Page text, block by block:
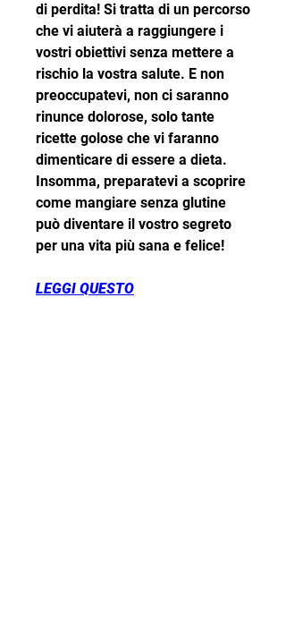
di perdita! Si tratta di un percorso
che vi aiuterà a raggiungere i
vostri obiettivi senza mettere a
rischio la vostra salute. E non
preoccupatevi, non ci saranno
rinunce dolorose, solo tante
ricette golose che vi faranno
dimenticare di essere a dieta.
Insomma, preparatevi a scoprire
come mangiare senza glutine
può diventare il vostro segreto
per una vita più sana e felice!
LEGGI QUESTO